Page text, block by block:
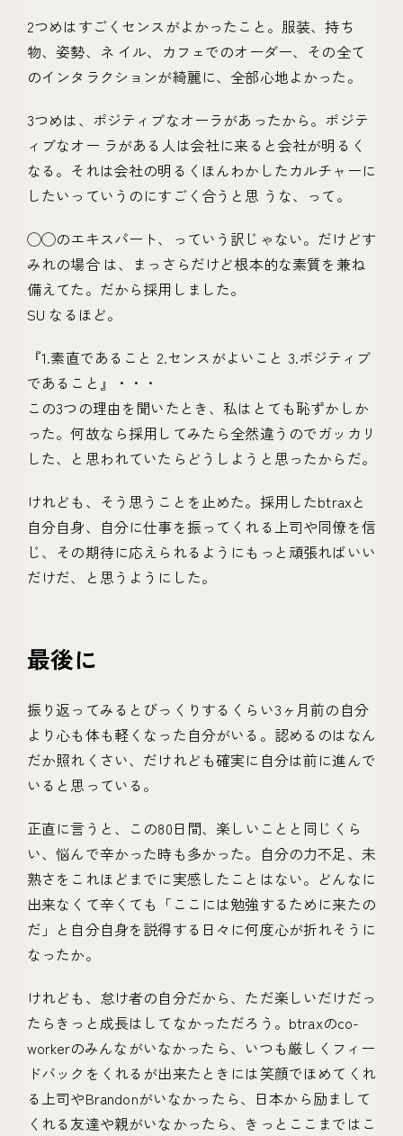
2つめはすごくセンスがよかったこと。服装、持ち
物、姿勢、ネ イル、カフェでのオーダー、その全て
のインタラクションが綺麗に、全部心地よかった。
3つめは、ポジティブなオーラがあったから。ポジテ
ィブなオー ラがある人は会社に来ると会社が明るく
なる。それは会社の明るくほんわかしたカルチャーに
したいっていうのにすごく合うと思 うな、って。
◯◯のエキスパート、っていう訳じゃない。だけどす
みれの場合 は、まっさらだけど根本的な素質を兼ね
備えてた。だから採用しました。
SU なるほど。
『1.素直であること 2.センスがよいこと 3.ポジティブ
であること』・・・
この3つの理由を聞いたとき、私はとても恥ずかしか
った。何故なら採用してみたら全然違うのでガッカリ
した、と思われていたらどうしようと思ったからだ。
けれども、そう思うことを止めた。採用したbtraxと
自分自身、自分に仕事を振ってくれる上司や同僚を信
じ、その期待に応えられるようにもっと頑張ればいい
だけだ、と思うようにした。
最後に
振り返ってみるとびっくりするくらい3ヶ月前の自分
より心も体も軽くなった自分がいる。認めるのはなん
だか照れくさい、だけれども確実に自分は前に進んで
いると思っている。
正直に言うと、この80日間、楽しいことと同じくら
い、悩んで辛かった時も多かった。自分の力不足、未
熟さをこれほどまでに実感したことはない。どんなに
出来なくて辛くても「ここには勉強するために来たの
だ」と自分自身を説得する日々に何度心が折れそうに
なったか。
けれども、怠け者の自分だから、ただ楽しいだけだっ
たらきっと成長はしてなかっただろう。btraxのco-
workerのみんながいなかったら、いつも厳しくフィー
ドバックをくれるが出来たときには笑顔でほめてくれ
る上司やBrandonがいなかったら、日本から励まして
くれる友達や親がいなかったら、きっとここまではこ